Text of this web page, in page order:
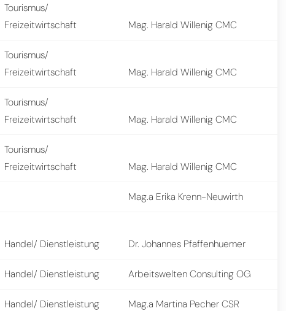
Tourismus/
Freizeitwirtschaft
Mag. Harald Willenig CMC
Tourismus/
Freizeitwirtschaft
Mag. Harald Willenig CMC
Tourismus/
Freizeitwirtschaft
Mag. Harald Willenig CMC
Tourismus/
Freizeitwirtschaft
Mag. Harald Willenig CMC
Mag.a Erika Krenn-Neuwirth
Handel/ Dienstleistung Dr. Johannes Pfaffenhuemer
Handel/ Dienstleistung Arbeitswelten Consulting OG
Handel/ Dienstleistung Mag.a Martina Pecher CSR